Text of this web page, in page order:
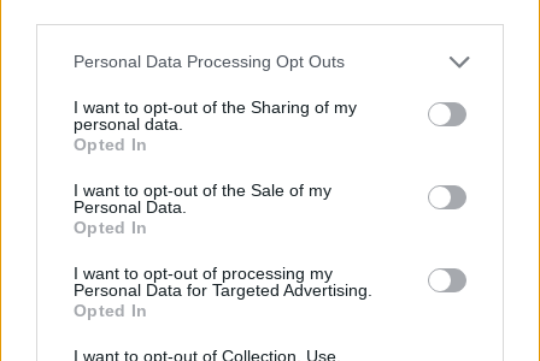
Personal Data Processing Opt Outs
I want to opt-out of the Sharing of my
personal data.
Opted In
I want to opt-out of the Sale of my
Personal Data.
Opted In
I want to opt-out of processing my
Personal Data for Targeted Advertising.
Opted In
I want to opt-out of Collection, Use,
Sabato 30 aprile alle 17.30,in occasione della mostra,
sarà presentato l’omonimo volume fotografico,
leader nella stampa d’autore. Oltre 200 pagine di
fotografie accompagnate dai testi di Titti Di Vito, in
Hamadi e la postfazione di Angela Caponnetto.
Per ulteriori informazioni sul Festival Fotografico
Europeo è possibile visitare il sito ufficiale
www.europhotofestival.com.